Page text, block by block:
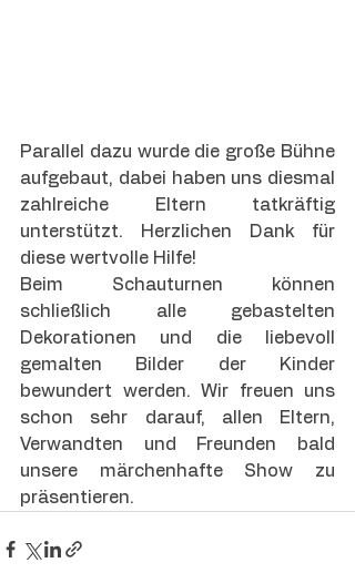
Parallel dazu wurde die große Bühne
aufgebaut, dabei haben uns diesmal
zahlreiche Eltern tatkräftig
unterstützt. Herzlichen Dank für
diese wertvolle Hilfe!
Beim Schauturnen können
schließlich alle gebastelten
Dekorationen und die liebevoll
gemalten Bilder der Kinder
bewundert werden. Wir freuen uns
schon sehr darauf, allen Eltern,
Verwandten und Freunden bald
unsere märchenhafte Show zu
präsentieren.